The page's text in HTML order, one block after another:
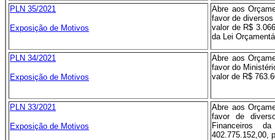
PLN 35/2021
Exposição de Motivos
Abre aos
favor de
valor de R$
da Lei
PLN 34/2021
Exposição de Motivos
Abre aos
favor do
valor de R$
PLN 33/2021
Exposição de Motivos
Abre aos
favor de
Financeiros
402.775.152,00,